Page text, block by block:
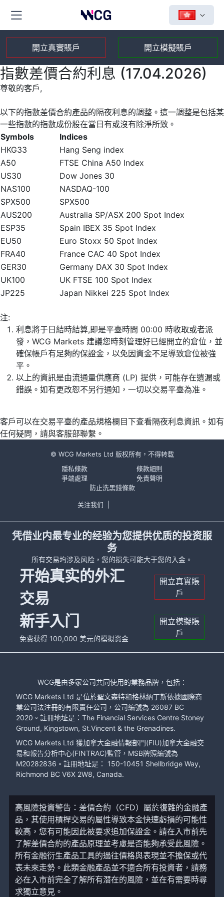
開立真實賬戶 開立模擬賬戶
指數差價合約利息 (17.04.2026)
尊敬的客戶,
以下的指數差價合約產品的隔夜利息的調整。這一調整是包括某
一些指數的指數成份股在當日有或沒有除淨所致。
Symbols
Indices
HKG33
Hang Seng index
A50
FTSE China A50 Index
US30
Dow Jones 30
NAS100
NASDAQ-100
SPX500
SPX500
AUS200
Australia SP/ASX 200 Spot Index
ESP35
Spain IBEX 35 Spot Index
EU50
Euro Stoxx 50 Spot Index
FRA40
France CAC 40 Spot Index
GER30
Germany DAX 30 Spot Index
UK100
UK FTSE 100 Spot Index
JP225
Japan Nikkei 225 Spot Index
注:
利息將于日結時結算,即是平臺時間 00:00 時收取或者派
發，WCG Markets 建議您時刻管理好已經開立的倉位，並
確保帳戶有足夠的保證金，以免因資金不足導致倉位被強
平。
以上的資訊是由流通量供應商 (LP) 提供，可能存在遺漏或
錯誤。如有更改恕不另行通知，一切以交易平臺為准。
客戶可以在交易平臺的產品規格欄目下查看隔夜利息資訊。如有
任何疑問，請與客服部聯繫。
© WCG Markets Ltd 版权所有，不得转载
隱私條款
條款細則
爭端處理
免責聲明
防止洗黑錢條款
关注我们
凭借业内最专业的经验为您提供优质的投资服
务
所有交易均涉及风险，您的损失可能大于您的入金。
开始真实的外汇
交易
開立真實賬
戶
新手入门
免费获得 100,000 美元的模拟资金
開立模擬賬
戶
WCG是由多家公司共同使用的業務品牌，包括：
WCG Markets Ltd 是位於聖文森特和格林納丁斯依據國際商
業公司法注冊的有限責任公司，公司編號為 26087 BC
2020。註冊地址是：The Financial Services Centre Stoney
Ground, Kingstown, St.Vincent & the Grenadines.
WCG Markets Ltd 獲加拿大金融情報部門(FIU)加拿大金融交
易和報告分析中心(FINTRAC)監管，MSB牌照編號為
M20282836。註冊地址是： 150-10451 Shellbridge Way,
Richmond BC V6X 2W8, Canada.
高風險投資警告：差價合約（CFD）屬於復雜的金融產
品，其使用槓桿交易的屬性導致本金快速虧損的可能性
較高，您有可能因此被要求追加保證金。請在入市前先
了解差價合約的產品原理並考慮是否能夠承受此風險。
所有金融衍生產品工具的過往價格與表現並不擔保或代
表未來走勢。此類金融產品並不適合所有投資者，請務
必在入市前完全了解所有潛在的風險，並在有需要時尋
求獨立意見。